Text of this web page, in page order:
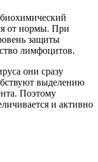
от нормы. При
защиты
лимфоцитов.
они сразу
выделению
Поэтому
и активно